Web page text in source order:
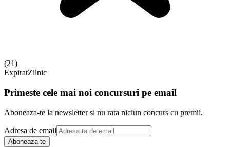
(21)
ExpiratZilnic
Primeste cele mai noi concursuri pe email
Aboneaza-te la newsletter si nu rata niciun concurs cu premii.
Adresa de email
Aboneaza-te